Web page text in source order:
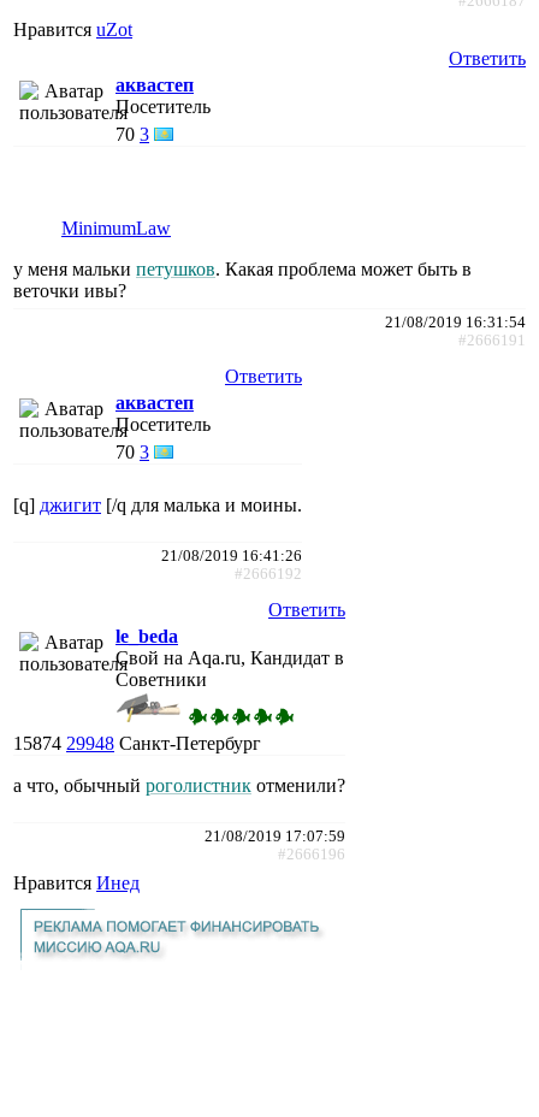
Нравится uZot
Ответить
аквастеп
Посетитель
70 3
MinimumLaw
у меня мальки петушков. Какая проблема может быть в
веточки ивы?
21/08/2019 16:31:54
#2666191
Ответить
аквастеп
Посетитель
70 3
[q] джигит [/q для малька и моины.
21/08/2019 16:41:26
#2666192
Ответить
le_beda
Свой на Aqa.ru, Кандидат в
Советники
15874 29948 Санкт-Петербург
а что, обычный роголистник отменили?
21/08/2019 17:07:59
#2666196
Нравится Инед